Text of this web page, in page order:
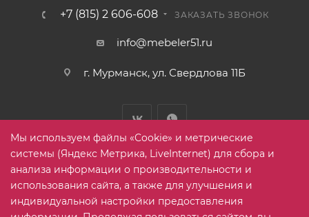
+7 (815) 2 606-608 ЗАКАЗАТЬ ЗВОНОК
info@mebeler51.ru
г. Мурманск, ул. Свердлова 11Б
2005-2026 © mebelier51.ru - модный интернет-магазин не
Мы используем файлы «Cookie» и метрические
системы (Яндекс Метрика, LiveInternet) для сбора и
анализа информации о производительности и
использования сайта, а также для улучшения и
индивидуальной настройки предоставления